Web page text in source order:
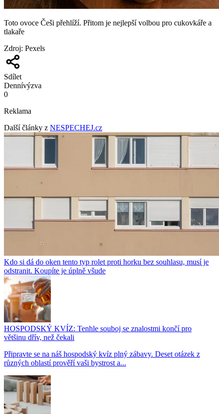
Toto ovoce Češi přehlíží. Přitom je nejlepší volbou pro cukovkáře a
tlakaře
Zdroj: Pexels
Sdílet
Dennívýzva
0
Reklama
Další články z NESPECHEJ.cz
Kdo si dá do oken tento typ rolet proti horku bez souhlasu, musí je
odstranit. Koupíte je úplně všude
HOSPODSKÝ KVÍZ: Tenhle souboj se znalostmi končí pro
většinu dřív, než čekali
Připravte se na náš hospodský kvíz plný zábavy. Deset otázek z
různých oblastí prověří vaši bystrost a...